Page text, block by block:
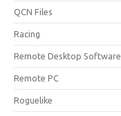
QCN Files
Racing
Remote Desktop Software
Remote PC
Roguelike